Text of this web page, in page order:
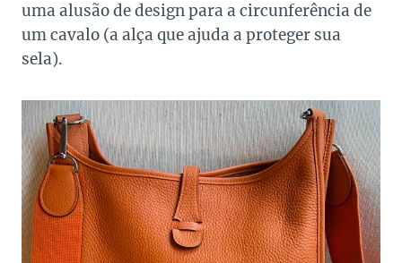
uma alusão de design para a circunferência de
um cavalo (a alça que ajuda a proteger sua
sela).